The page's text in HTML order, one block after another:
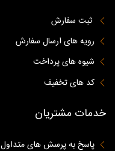
ثبت سفارش
رویه های ارسال سفارش
شیوه های پرداخت
کد های تخفیف
خدمات مشتریان
پاسخ به پرسش های متداول